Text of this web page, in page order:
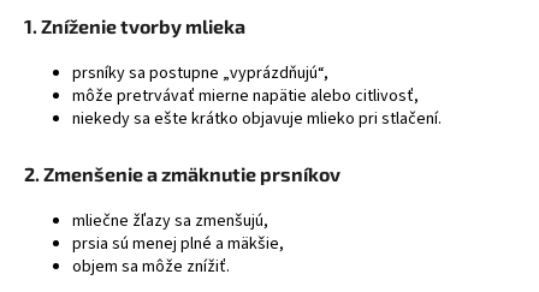
1. Zníženie tvorby mlieka
prsníky sa postupne „vyprázdňujú“,
môže pretrvávať mierne napätie alebo citlivosť,
niekedy sa ešte krátko objavuje mlieko pri stlačení.
2. Zmenšenie a zmäknutie prsníkov
mliečne žľazy sa zmenšujú,
prsia sú menej plné a mäkšie,
objem sa môže znížiť.
e
j